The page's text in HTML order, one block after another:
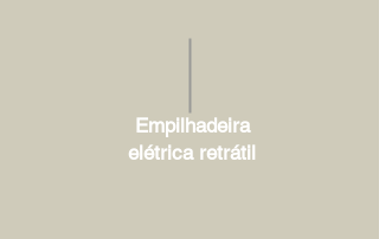
Empilhadeira
elétrica retrátil